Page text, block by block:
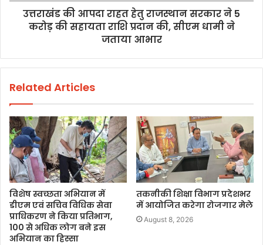
उत्तराखंड की आपदा राहत हेतु राजस्थान सरकार ने 5
करोड़ की सहायता राशि प्रदान की, सीएम धामी ने
जताया आभार
Related Articles
विशेष स्वच्छता अभियान में
डीएम एवं सचिव विधिक सेवा
प्राधिकरण ने किया प्रतिभाग,
100 से अधिक लोग बने इस
अभियान का हिस्सा
तकनीकी शिक्षा विभाग प्रदेशभर
में आयोजित करेगा रोजगार मेले
August 8, 2026